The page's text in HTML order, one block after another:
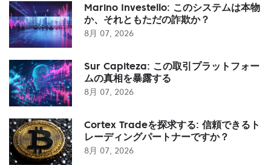
Marino Investello: このシステムは本物
か、それともただの詐欺か？
8月 07, 2026
Sur Capiteza: この取引プラットフォー
ムの真相を暴露する
8月 07, 2026
Cortex Tradeを探求する: 信頼できるト
レーディングパートナーですか？
8月 07, 2026